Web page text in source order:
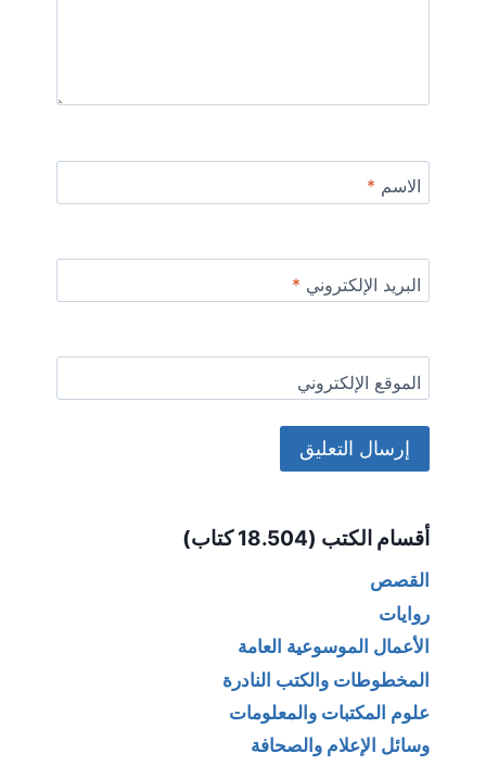
الاسم *
البريد الإلكتروني *
الموقع الإلكتروني
أقسام الكتب (18.504 كتاب)
القصص
روايات
الأعمال الموسوعية العامة
المخطوطات والكتب النادرة
علوم المكتبات والمعلومات
وسائل الإعلام والصحافة